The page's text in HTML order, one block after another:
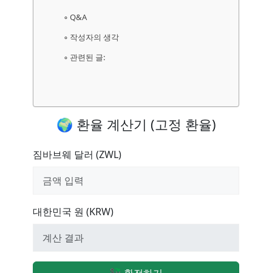
Q&A
작성자의 생각
관련된 글:
🌍 환율 계산기 (고정 환율)
짐바브웨 달러 (ZWL)
대한민국 원 (KRW)